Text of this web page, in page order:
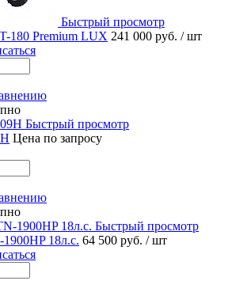
Быстрый просмотр
180 Premium LUX 241 000 руб. / шт
Быстрый просмотр
Цена по запросу
Быстрый просмотр
18л.с. 64 500 руб. / шт